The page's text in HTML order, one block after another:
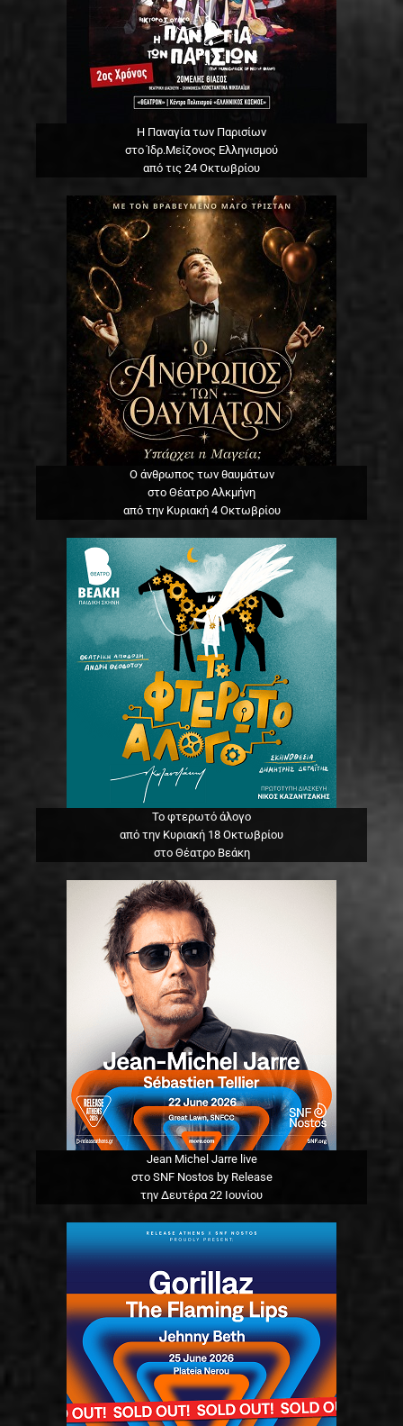
Η Παναγία των Παρισίων
στο Ίδρ.Μείζονος Ελληνισμού
από τις 24 Οκτωβρίου
Ο άνθρωπος των θαυμάτων
στο Θέατρο Αλκμήνη
από την Κυριακή 4 Οκτωβρίου
Το φτερωτό άλογο
από την Κυριακή 18 Οκτωβρίου
στο Θέατρο Βεάκη
Jean Michel Jarre live
στο SNF Nostos by Release
την Δευτέρα 22 Ιουνίου